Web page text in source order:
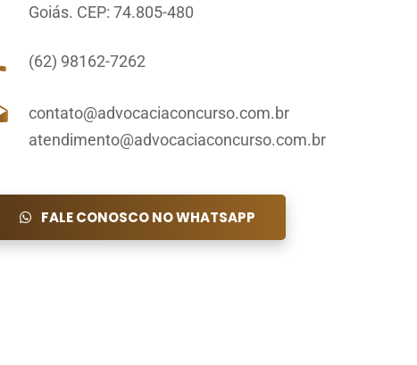
Goiás. CEP: 74.805-480
(62) 98162-7262
contato@advocaciaconcurso.com.br
atendimento@advocaciaconcurso.com.br
FALE CONOSCO NO WHATSAPP